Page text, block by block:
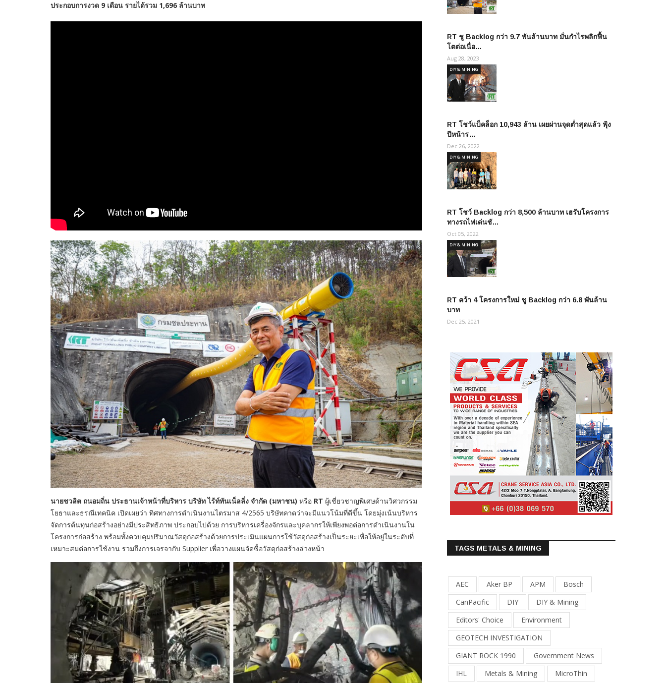
ประกอบการงวด 9 เดือน รายได้รวม 1,696 ล้านบาท
นายชวลิต ถนอมถิ่น ประธานเจ้าหน้าที่บริหาร บริษัท ไร้ท์ทันเน็ลลิ่ง จำกัด (มหาชน) หรือ RT ผู้เชี่ยวชาญพิเศษด้านวิศวกรรม
โยธาและธรณีเทคนิค เปิดเผยว่า ทิศทางการดำเนินงานไตรมาส 4/2565 บริษัทคาดว่าจะมีแนวโน้มที่ดีขึ้น โดยมุ่งเน้นบริหาร
จัดการต้นทุนก่อสร้างอย่างมีประสิทธิภาพ ประกอบไปด้วย การบริหารเครื่องจักรและบุคลากรให้เพียงพอต่อการดำเนินงานใน
โครงการก่อสร้าง พร้อมทั้งควบคุมปริมาณวัสดุก่อสร้างด้วยการประเมินแผนการใช้วัสดุก่อสร้างเป็นระยะเพื่อให้อยู่ในระดับที่
เหมาะสมต่อการใช้งาน รวมถึงการเจรจากับ Supplier เพื่อวางแผนจัดซื้อวัสดุก่อสร้างล่วงหน้า
RT ชู Backlog กว่า 9.7 พันล้านบาท มั่นกำไรพลิกฟื้น
โตต่อเนื่อ…
Aug 28, 2023
RT โชว์แบ็คล็อก 10,943 ล้าน เผยผ่านจุดต่ำสุดแล้ว ฟุ้ง
ปีหน้าร…
DIY & MINING
Dec 26, 2022
RT โชว์ Backlog กว่า 8,500 ล้านบาท เฮรับโครงการ
ทางรถไฟเด่นชั…
DIY & MINING
Oct 05, 2022
RT คว้า 4 โครงการใหม่ ชู Backlog กว่า 6.8 พันล้าน
บาท
DIY & MINING
Dec 25, 2021
TAGS METALS & MINING
AEC Aker BP APM
Bosch
CanPacific
DIY
DIY & Mining
Editors' Choice
Environment
GEOTECH INVESTIGATION
GIANT ROCK 1990
Government News
IHL
Metals & Mining
MicroThin